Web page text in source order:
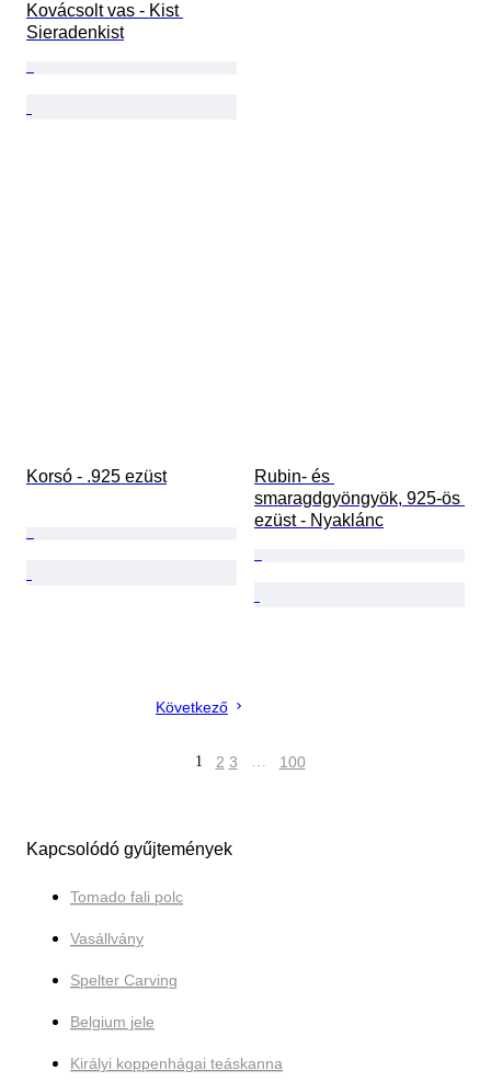
Kovácsolt vas - Kist
Sieradenkist
Korsó - .925 ezüst
Rubin- és
smaragdgyöngyök, 925-ös
ezüst - Nyaklánc
Következő
1 2 3 … 100
Kapcsolódó gyűjtemények
Tomado fali polc
Vasállvány
Spelter Carving
Belgium jele
Királyi koppenhágai teáskanna